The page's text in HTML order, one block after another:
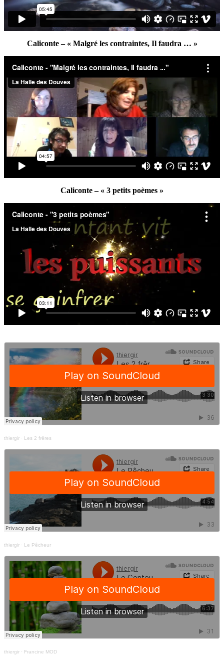
Caliconte – « Malgré les contraintes, Il faudra … »
Caliconte – « 3 petits poèmes »
thiergir · Les 2 frêres
thiergir · Le Pêcheur
thiergir · Francine MOD